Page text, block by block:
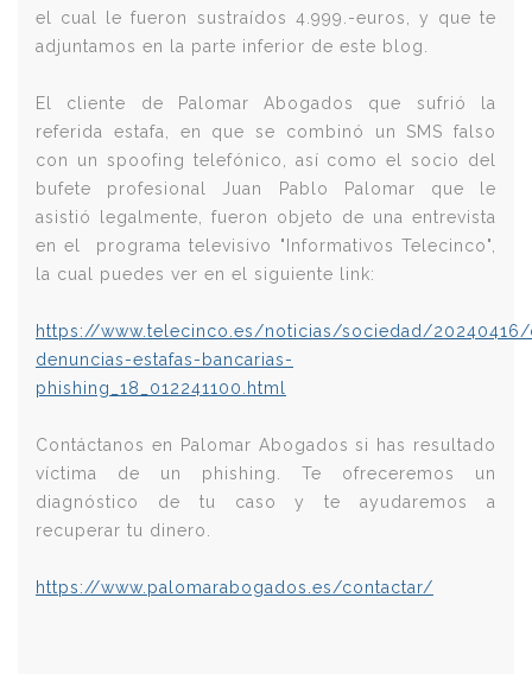
el cual le fueron sustraídos 4.999.-euros, y que te
adjuntamos en la parte inferior de este blog.
El cliente de Palomar Abogados que sufrió la
referida estafa, en que se combinó un SMS falso
con un spoofing telefónico, así como el socio del
bufete profesional Juan Pablo Palomar que le
asistió legalmente, fueron objeto de una entrevista
en el programa televisivo "Informativos Telecinco",
la cual puedes ver en el siguiente link:
https://www.telecinco.es/noticias/sociedad/
denuncias-estafas-bancarias-
phishing_18_012241100.html
Contáctanos en Palomar Abogados si has resultado
víctima de un phishing. Te ofreceremos un
diagnóstico de tu caso y te ayudaremos a
recuperar tu dinero.
https://www.palomarabogados.es/contactar/